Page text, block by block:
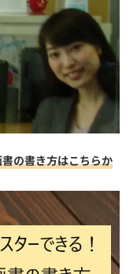
の書き方はこちらか